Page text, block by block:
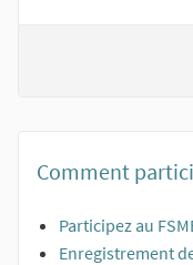
Comment
Participez au
Enregistrement